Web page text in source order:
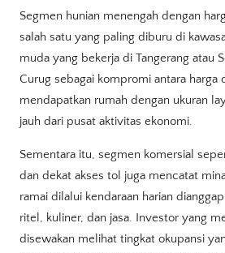
Segmen hunian menengah dengan
salah satu yang paling diburu di
muda yang bekerja di Tangerang atau
Curug sebagai kompromi antara harga
mendapatkan rumah dengan ukuran
jauh dari pusat aktivitas ekonomi.
Sementara itu, segmen komersial
dan dekat akses tol juga mencatat
ramai dilalui kendaraan harian
ritel, kuliner, dan jasa. Investor yang
disewakan melihat tingkat okupansi